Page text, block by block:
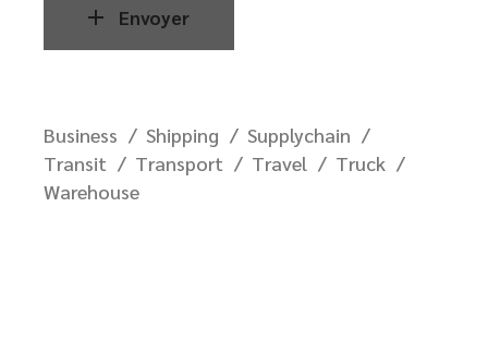
Envoyer
Business Shipping
Supplychain
Transit
Transport Travel
Truck
Warehouse